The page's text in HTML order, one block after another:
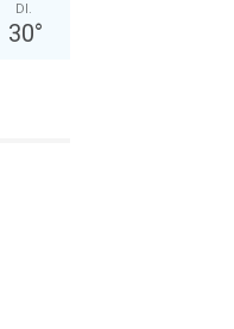
DI.
30°